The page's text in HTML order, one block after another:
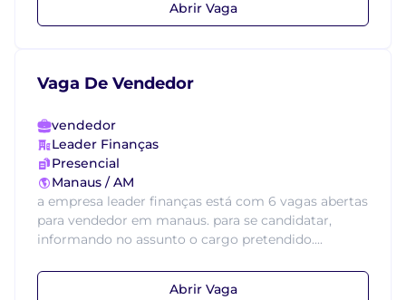
Abrir Vaga
Vaga De Vendedor
vendedor
Leader Finanças
Presencial
Manaus / AM
a empresa leader finanças está com 6 vagas abertas
para vendedor em manaus. para se candidatar,
informando no assunto o cargo pretendido....
Abrir Vaga